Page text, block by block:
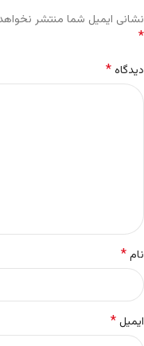
نشانی ایمیل شما منتشر
*
دیدگاه*
نام*
ایمیل*